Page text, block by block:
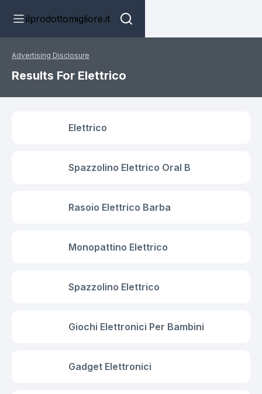
ilprodottomigliore.it
Advertising Disclosure
Results For Elettrico
Elettrico
Spazzolino Elettrico Oral B
Rasoio Elettrico Barba
Monopattino Elettrico
Spazzolino Elettrico
Giochi Elettronici Per Bambini
Gadget Elettronici